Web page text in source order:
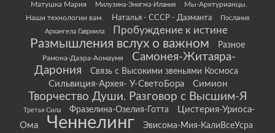
Матушка Мария Милузина-Энигма-Илания
Мы-Арктурианцы.
Наши технологии вам.
Наталья - СССР - Даэманта
Послания
Архангела Гавриила
Пробуждение к истине
Размышления вслух о важном Разное
Рамона-Даэра-Аомаумя
Самонея-Житаяра-
Дарония
Связь с Высокими звеньями Космоса
Сильвиция-Архея- У-СветоБора Симион
Творчество Души. Разговор с Высшим-Я
Третья Сила Фразелина-Озелия-Готта
Цистерия-Уриоса-
Ома
Ченнелинг Эвисома-Мия-КалиВсеУсра